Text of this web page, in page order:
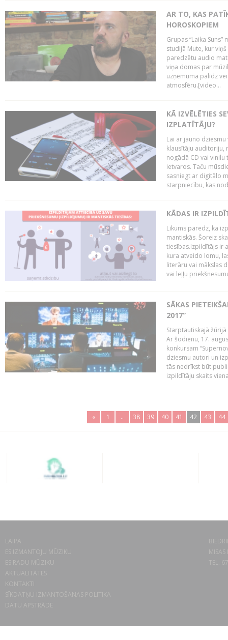
AR TO, KAS
HOROSKOPIEM
Grupas “Laika
studijā Mute, kur
paredzētu audio
viņa domas par
uzņēmuma palīdz
atmosfēru.[video...
KĀ IZVĒLĒTIES
IZPLATĪTĀJU?
Lai ar jauno
klausītāju auditoriju,
nogādā CD vai
ietvaros. Taču
sasniegt ar digitālo
starpniecību, kas
KĀDAS IR
Likums paredz, ka
mantiskās. Šoreiz
tiesības.Izpildītājs ir
kura atveido lomu,
literāru vai mākslas
vai leļļu
SĀKAS
2017”
Starptautiskajā
Ar šodienu, 17.
konkursam
dziesmu autori un
tās nedrīkst būt
izpildītāju skaits
« 1 .. 38 39 40 41 42 43 44
LAIPA
ES IZMANTOJU MŪZIKU
ES RADU MŪZIKU
AKTUALITĀTES
KONTAKTI
SĪKDATŅU IZMANTOŠANAS POLITIKA
DATU APSTRĀDE
TEL.